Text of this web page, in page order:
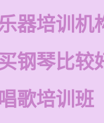
器培训机
钢琴比较
歌培训班